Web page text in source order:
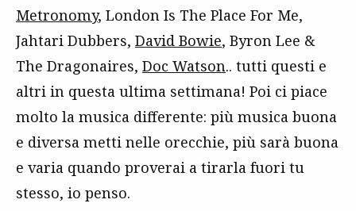
Metronomy, London Is The Place For Me,
Jahtari Dubbers, David Bowie, Byron Lee &
The Dragonaires, Doc Watson.. tutti questi e
altri in questa ultima settimana! Poi ci piace
molto la musica differente: più musica buona
e diversa metti nelle orecchie, più sarà buona
e varia quando proverai a tirarla fuori tu
stesso, io penso.